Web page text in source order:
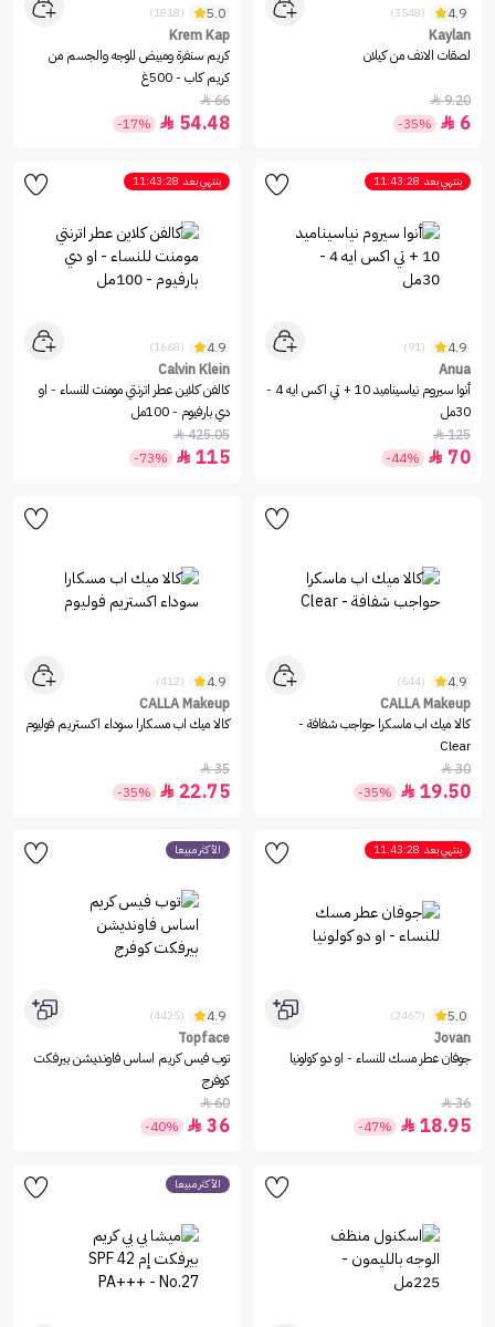
4.9
(3548)
Kaylan
لصقات الانف من كيلان
9.20

6

-35%
5.0
(1818)
Krem Kap
كريم سنفرة ومبيض للوجه والجسم من
كريم كاب - 500غ
66

54.48

-17%
ينتهي بعد 11:43:28
4.9
(91)
Anua
أنوا سيروم نياسيناميد 10 + تي اكس ايه 4 -
30مل
125

70

-44%
ينتهي بعد 11:43:28
4.9
(1668)
Calvin Klein
كالفن كلاين عطر اترنتي مومنت للنساء - او
دي بارفيوم - 100مل
425.05

115

-73%
4.9
(644)
CALLA Makeup
كالا ميك اب ماسكرا حواجب شفافة -
Clear
30

19.50

-35%
4.9
(412)
CALLA Makeup
كالا ميك اب مسكارا سوداء اكستريم فوليوم
35

22.75

-35%
ينتهي بعد 11:43:28
5.0
(2467)
Jovan
جوفان عطر مسك للنساء - او دو كولونيا
36

18.95

-47%
الأكثر مبيعاً
4.9
(4425)
Topface
توب فيس كريم اساس فاونديشن بيرفكت
كوفرج
60

36

-40%
الأكثر مبيعاً